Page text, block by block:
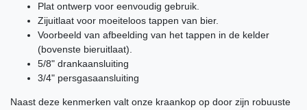
Plat ontwerp voor eenvoudig gebruik.
Zijuitlaat voor moeiteloos tappen van bier.
Voorbeeld van afbeelding van het tappen in de kelder
(bovenste bieruitlaat).
5/8" drankaansluiting
3/4" persgasaansluiting
Naast deze kenmerken valt onze kraankop op door zijn robuuste